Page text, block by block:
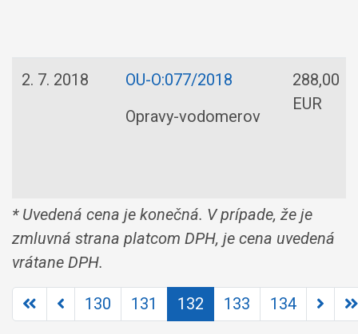
2. 7. 2018
OU-O:077/2018
Opravy-vodomerov
288,00
EUR
* Uvedená cena je konečná. V prípade, že je
zmluvná strana platcom DPH, je cena uvedená
vrátane DPH.
130 131 132 133 134